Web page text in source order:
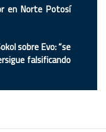
en Norte Potosí
sobre Evo: “se
falsificando